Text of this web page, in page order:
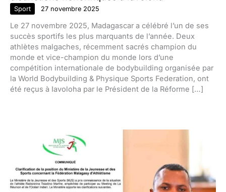
Sport 27 novembre 2025
Le 27 novembre 2025, Madagascar a célébré l’un de ses
succès sportifs les plus marquants de l’année. Deux
athlètes malgaches, récemment sacrés champion du
monde et vice-champion du monde lors d’une
compétition internationale de bodybuilding organisée par
la World Bodybuilding & Physique Sports Federation, ont
été reçus à Iavoloha par le Président de la Réforme […]